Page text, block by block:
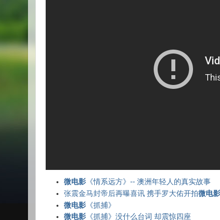
微电影 《情系远方》-- 澳洲年轻人的真实故事
张震金马封帝后再曝喜讯 携手罗大佑开拍微电
微电影 《抓捕》
微电影 《抓捕》没什么台词 却震惊四座